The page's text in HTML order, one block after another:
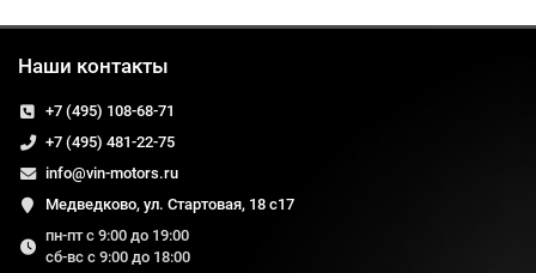
Наши контакты
+7 (495) 108-68-71
+7 (495) 481-22-75
info@vin-motors.ru
Медведково, ул. Стартовая, 18 с17
пн-пт с 9:00 до 19:00
сб-вс с 9:00 до 18:00